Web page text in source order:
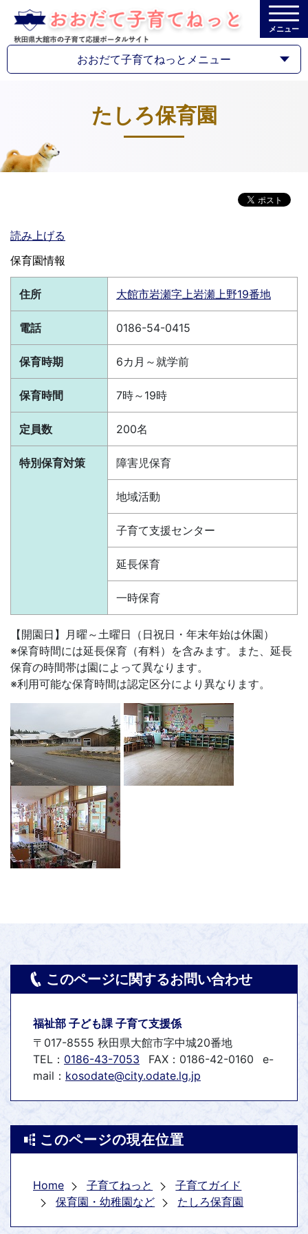
メニュー
おおだて子育てねっとメニュー
たしろ保育園
読み上げる
保育園情報
住所 大館市岩瀬字上岩瀬上野19番地
電話 0186-54-0415
保育時期 6カ月～就学前
保育時間 7時～19時
定員数 200名
特別保育対策 障害児保育
地域活動
子育て支援センター
延長保育
一時保育
【開園日】月曜～土曜日（日祝日・年末年始は休園）
※保育時間には延長保育（有料）を含みます。また、延長
保育の時間帯は園によって異なります。
※利用可能な保育時間は認定区分により異なります。
このページに関するお問い合わせ
福祉部 子ども課 子育て支援係
〒017-8555 秋田県大館市字中城20番地
TEL： 0186-43-7053 FAX：0186-42-0160
e-
mail： kosodate@city.odate.lg.jp
このページの現在位置
Home 子育てねっと
子育てガイド
保育園・幼稚園など
たしろ保育園